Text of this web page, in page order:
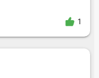
1